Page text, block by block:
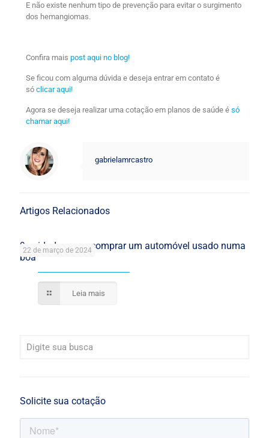
E não existe nenhum tipo de prevenção para evitar o surgimento
dos hemangiomas.
Confira mais post aqui no blog!
Se ficou com alguma dúvida e deseja entrar em contato é
só clicar aqui!
Agora se deseja realizar uma cotação em planos de saúde é só
chamar aqui!
gabrielamrcastro
Artigos Relacionados
22 de março de 2024
9 cuidados para comprar um automóvel usado numa
boa
Leia mais
Solicite sua cotação